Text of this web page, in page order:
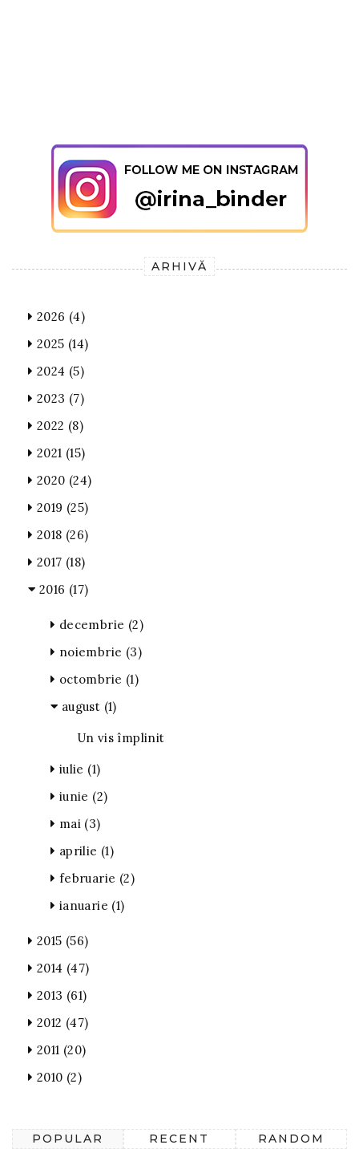
ARHIVĂ
2026 (4)
2025 (14)
2024 (5)
2023 (7)
2022 (8)
2021 (15)
2020 (24)
2019 (25)
2018 (26)
2017 (18)
2016 (17)
decembrie (2)
noiembrie (3)
octombrie (1)
august (1)
Un vis împlinit
iulie (1)
iunie (2)
mai (3)
aprilie (1)
februarie (2)
ianuarie (1)
2015 (56)
2014 (47)
2013 (61)
2012 (47)
2011 (20)
2010 (2)
POPULAR RECENT RANDOM